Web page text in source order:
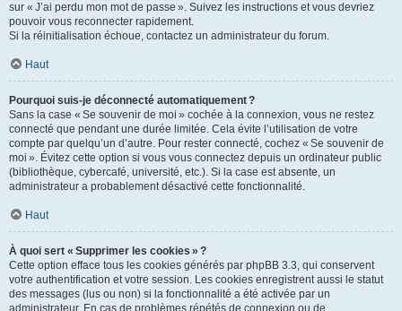
sur « J’ai perdu mon mot de passe ». Suivez les instructions et vous devriez
pouvoir vous reconnecter rapidement.
Si la réinitialisation échoue, contactez un administrateur du forum.
Haut
Pourquoi suis-je déconnecté automatiquement ?
Sans la case « Se souvenir de moi » cochée à la connexion, vous ne restez
connecté que pendant une durée limitée. Cela évite l’utilisation de votre
compte par quelqu’un d’autre. Pour rester connecté, cochez « Se souvenir de
moi ». Évitez cette option si vous vous connectez depuis un ordinateur public
(bibliothèque, cybercafé, université, etc.). Si la case est absente, un
administrateur a probablement désactivé cette fonctionnalité.
Haut
À quoi sert « Supprimer les cookies » ?
Cette option efface tous les cookies générés par phpBB 3.3, qui conservent
votre authentification et votre session. Les cookies enregistrent aussi le statut
des messages (lus ou non) si la fonctionnalité a été activée par un